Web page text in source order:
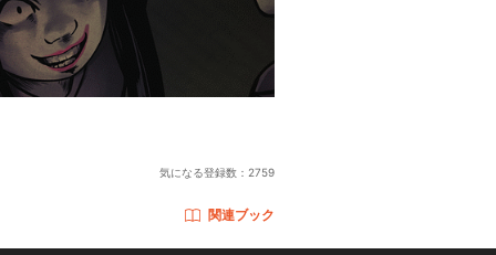
気になる登録数： 2759
関連ブック